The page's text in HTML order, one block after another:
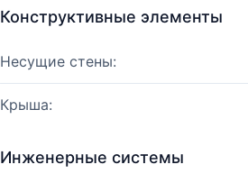
Конструктивные элементы
Несущие стены:
Крыша:
Инженерные системы